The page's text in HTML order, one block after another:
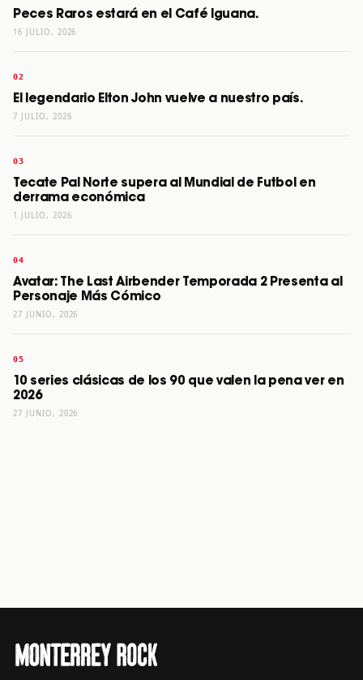
Peces Raros estará en el Café Iguana.
16 JULIO, 2026
El legendario Elton John vuelve a nuestro país.
7 JULIO, 2026
Tecate Pal Norte supera al Mundial de Futbol en
derrama económica
1 JULIO, 2026
Avatar: The Last Airbender Temporada 2 Presenta al
Personaje Más Cómico
27 JUNIO, 2026
10 series clásicas de los 90 que valen la pena ver en
2026
27 JUNIO, 2026